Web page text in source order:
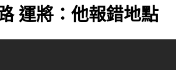
運將：他報錯地點